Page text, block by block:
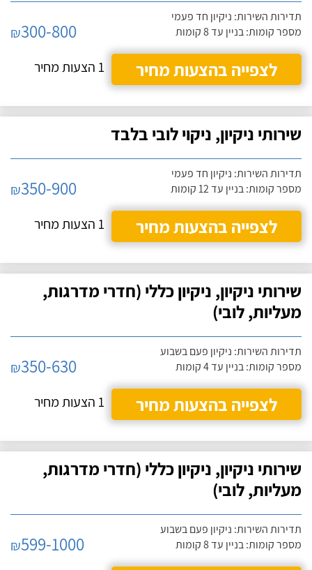
תדירות השירות: ניקיון חד פעמי
מספר קומות: בניין עד 8 קומות
₪300-800
לצפייה בהצעות מחיר
1 הצעות מחיר
שירותי ניקיון, ניקוי לובי בלבד
תדירות השירות: ניקיון חד פעמי
מספר קומות: בניין עד 12 קומות
₪350-900
לצפייה בהצעות מחיר
1 הצעות מחיר
שירותי ניקיון, ניקיון כללי (חדרי מדרגות,
מעליות, לובי)
תדירות השירות: ניקיון פעם בשבוע
מספר קומות: בניין עד 4 קומות
₪350-630
לצפייה בהצעות מחיר
1 הצעות מחיר
שירותי ניקיון, ניקיון כללי (חדרי מדרגות,
מעליות, לובי)
תדירות השירות: ניקיון פעם בשבוע
מספר קומות: בניין עד 8 קומות
₪599-1000